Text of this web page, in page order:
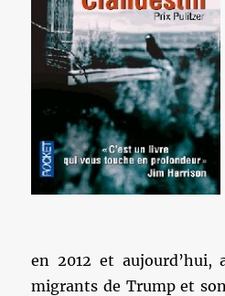
en 2012 et aujourd’hui,
migrants de Trump et